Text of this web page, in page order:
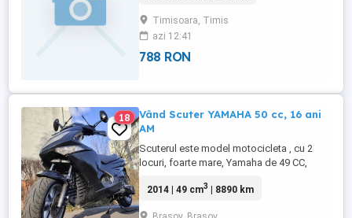
Timisoara, Timis
azi 12:41
788 RON
18
Vând Scuter YAMAHA 50 cc, 16 ani
AM
Scuterul este model motocicleta , cu 2
locuri, foarte mare, Yamaha de 49 CC,
Scuterul are 8890 km în creștere. Acte la
2014 | 49 cm3 | 8890 km